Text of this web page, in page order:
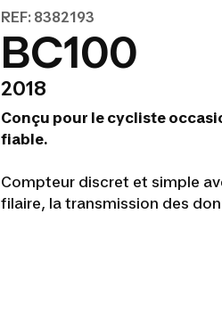
REF: 8382193
BC100
2018
Conçu pour le cycliste
fiable.
Compteur discret et simple
filaire, la transmission des